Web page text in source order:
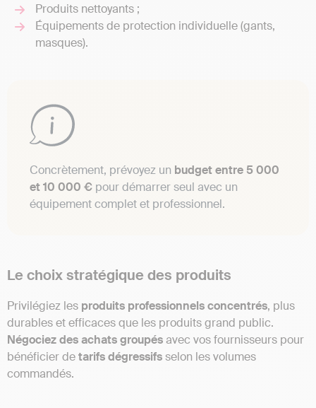
Produits nettoyants ;
Équipements de protection individuelle (gants,
masques).
Concrètement, prévoyez un budget entre 5 000
et 10 000 € pour démarrer seul avec un
équipement complet et professionnel.
Le choix stratégique des produits
Privilégiez les produits professionnels concentrés, plus
durables et efficaces que les produits grand public.
Négociez des achats groupésavec vos fournisseurs pour
bénéficier detarifs dégressifsselon les volumes
commandés.